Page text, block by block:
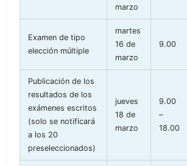
marzo
Examen de tipo
elección múltiple
martes
16 de
marzo
9.00
Publicación de los
resultados de los
exámenes escritos
(solo se notificará
a los 20
preseleccionados)
jueves
18 de
marzo
9.00
–
18.00